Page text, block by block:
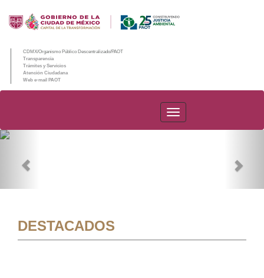
CDMX/Organismo Público Descentralizado/PAOT
Transparencia
Trámites y Servicios
Atención Ciudadana
Web e-mail PAOT
PAOT
DESTACADOS